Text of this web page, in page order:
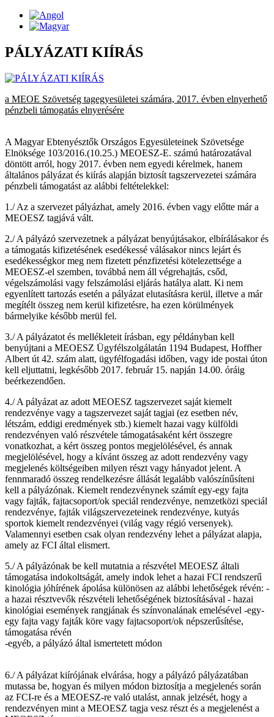
PÁLYÁZATI KIÍRÁS
a MEOE Szövetség tagegyesületei számára, 2017. évben elnyerhető
pénzbeli támogatás elnyerésére
A Magyar Ebtenyésztők Országos Egyesületeinek Szövetsége
Elnöksége 103/2016.(10.25.) MEOESZ-E. számú határozatával
döntött arról, hogy 2017. évben nem egyedi kérelmek, hanem
általános pályázat és kiírás alapján biztosít tagszervezetei számára
pénzbeli támogatást az alábbi feltételekkel:
1./ Az a szervezet pályázhat, amely 2016. évben vagy előtte már a
MEOESZ tagjává vált.
2./ A pályázó szervezetnek a pályázat benyújtásakor, elbírálásakor és
a támogatás kifizetésének esedékessé válásakor nincs lejárt és
esedékességkor meg nem fizetett pénzfizetési kötelezettsége a
MEOESZ-el szemben, továbbá nem áll végrehajtás, csőd,
végelszámolási vagy felszámolási eljárás hatálya alatt. Ki nem
egyenlített tartozás esetén a pályázat elutasításra kerül, illetve a már
megítélt összeg nem kerül kifizetésre, ha ezen körülmények
bármelyike később merül fel.
3./ A pályázatot és mellékleteit írásban, egy példányban kell
benyújtani a MEOESZ Ügyfélszolgálatán 1194 Budapest, Hoffher
Albert út 42. szám alatt, ügyfélfogadási időben, vagy ide postai úton
kell eljuttatni, legkésőbb 2017. február 15. napján 14.00. óráig
beérkezendően.
4./ A pályázat az adott MEOESZ tagszervezet saját kiemelt
rendezvénye vagy a tagszervezet saját tagjai (ez esetben név,
létszám, eddigi eredmények stb.) kiemelt hazai vagy külföldi
rendezvényen való részvétele támogatásaként kért összegre
vonatkozhat, a kért összeg pontos megjelölésével, és annak
megjelölésével, hogy a kívánt összeg az adott rendezvény vagy
megjelenés költségeiben milyen részt vagy hányadot jelent. A
fennmaradó összeg rendelkezésre állását legalább valószínűsíteni
kell a pályázónak. Kiemelt rendezvénynek számít egy-egy fajta
vagy fajták, fajtacsoport/ok speciál rendezvénye, nemzetközi speciál
rendezvénye, fajták világszervezeteinek rendezvénye, kutyás
sportok kiemelt rendezvényei (világ vagy régió versenyek).
Valamennyi esetben csak olyan rendezvény lehet a pályázat alapja,
amely az FCI által elismert.
5./ A pályázónak be kell mutatnia a részvétel MEOESZ általi
támogatása indokoltságát, amely indok lehet a hazai FCI rendszerű
kinológia jóhírének ápolása különösen az alábbi lehetőségek révén: -
a hazai résztvevők részvételi lehetőségének biztosításával - hazai
kinológiai események rangjának és színvonalának emelésével -egy-
egy fajta vagy fajták köre vagy fajtacsoport/ok népszerűsítése,
támogatása révén
-egyéb, a pályázó által ismertetett módon
6./ A pályázat kiírójának elvárása, hogy a pályázó pályázatában
mutassa be, hogyan és milyen módon biztosítja a megjelenés során
az FCI-re és a MEOESZ-re való utalást, annak jelzését, hogy a
rendezvényen mint a MEOESZ tagja vesz részt és a megjelenést a